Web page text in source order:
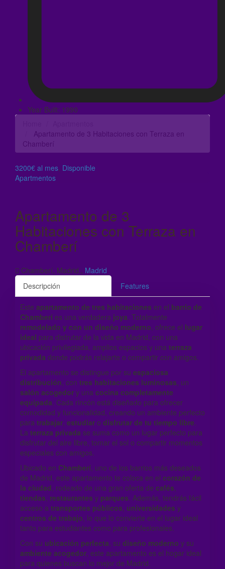
Year Built: 1990
Apartamento de 3 Habitaciones con Terraza en
Chamberí
3200€ al mes, Disponible
Apartmentos
Apartamento de 3
Habitaciones con Terraza en
Chamberí
Chamberí, Madrid., Madrid
Descripción
Features
Este apartamento de tres habitaciones en el barrio de
Chamberí es una verdadera joya. Totalmente
remodelado y con un diseño moderno, ofrece el lugar
ideal para disfrutar de la vida en Madrid, con una
ubicación privilegiada, amplios espacios y una terraza
privada donde podrás relajarte o compartir con amigos.
El apartamento se distingue por su espaciosa
distribución, con tres habitaciones luminosas, un
salón acogedor y una cocina completamente
equipada. Cada rincón está diseñado para ofrecer
comodidad y funcionalidad, creando un ambiente perfecto
para trabajar, estudiar o disfrutar de tu tiempo libre.
La terraza privada se suma como un lugar perfecto para
disfrutar del aire libre, tomar el sol o compartir momentos
especiales con amigos.
Ubicado en Chamberí, uno de los barrios más deseados
de Madrid, este apartamento te coloca en el corazón de
la ciudad, rodeado de una gran oferta de cafés,
tiendas, restaurantes y parques. Además, tendrás fácil
acceso a transportes públicos, universidades y
centros de trabajo, lo que lo convierte en el lugar ideal
tanto para estudiantes como para profesionales.
Con su ubicación perfecta, su diseño moderno y su
ambiente acogedor, este apartamento es el hogar ideal
para quienes buscan lo mejor de Madrid.